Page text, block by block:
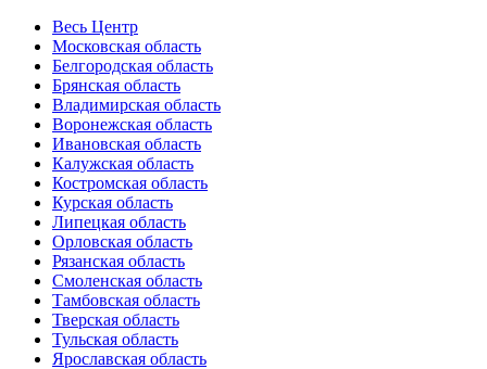
Весь Центр
Московская область
Белгородская область
Брянская область
Владимирская область
Воронежская область
Ивановская область
Калужская область
Костромская область
Курская область
Липецкая область
Орловская область
Рязанская область
Смоленская область
Тамбовская область
Тверская область
Тульская область
Ярославская область